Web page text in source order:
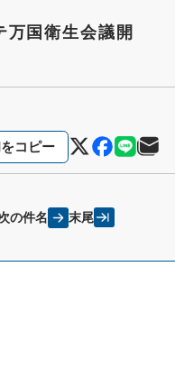
万国衛生会議開
コピー
の件名 末尾